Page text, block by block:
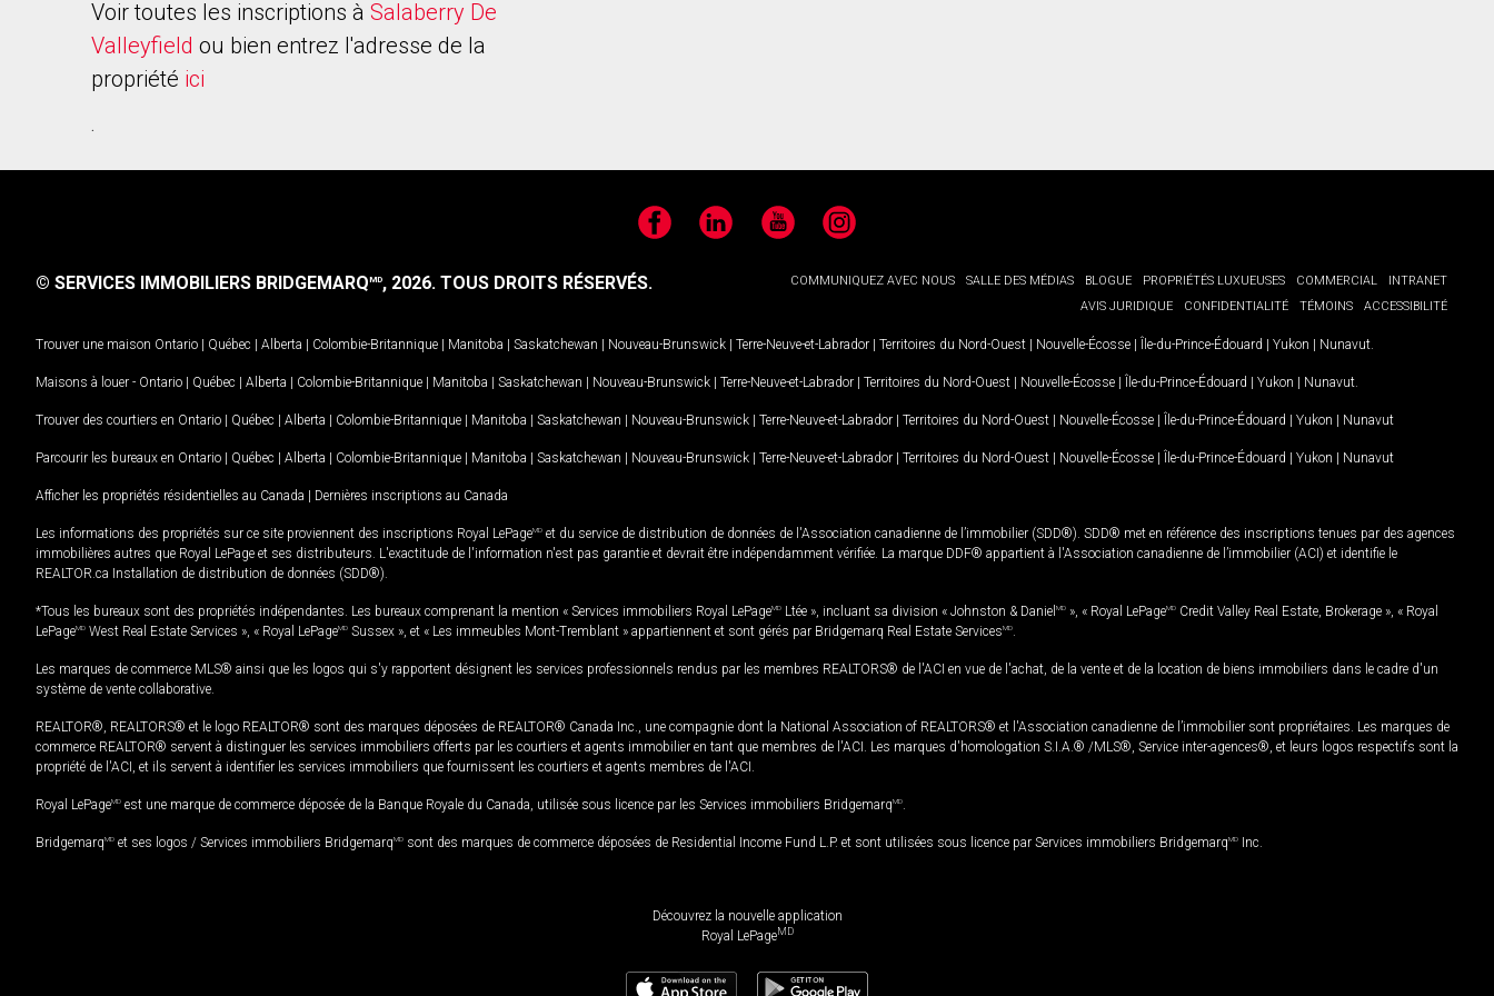
Voir toutes les inscriptions à Salaberry De
Valleyfield ou bien entrez l'adresse de la
propriété ici
.
FacebookLinkedIn YouTubeInstagram
COMMUNIQUEZ AVEC NOUS SALLE DES MÉDIAS BLOGUE PROPRIÉTÉS LUXUEUSES COMMERCIAL
INTRANET
AVIS JURIDIQUE
CONFIDENTIALITÉ TÉMOINS ACCESSIBILITÉ
© SERVICES IMMOBILIERS BRIDGEMARQMD, 2026. TOUS DROITS RÉSERVÉS.
Trouver une maison Ontario | Québec | Alberta | Colombie-Britannique | Manitoba | Saskatchewan | Nouveau-Brunswick | Terre-Neuve-et-Labrador | Territoires du Nord-Ouest | Nouvelle-Écosse | Île-du-Prince-Édouard | Yukon | Nunavut
Maisons à louer - Ontario | Québec | Alberta | Colombie-Britannique | Manitoba | Saskatchewan | Nouveau-Brunswick | Terre-Neuve-et-Labrador | Territoires du Nord-Ouest | Nouvelle-Écosse | Île-du-Prince-Édouard | Yukon | Nunavut
Trouver des courtiers en Ontario | Québec | Alberta | Colombie-Britannique | Manitoba | Saskatchewan | Nouveau-Brunswick | Terre-Neuve-et-Labrador | Territoires du Nord-Ouest | Nouvelle-Écosse | Île-du-Prince-Édouard | Yukon | Nunavut
Parcourir les bureaux en Ontario | Québec | Alberta | Colombie-Britannique | Manitoba | Saskatchewan | Nouveau-Brunswick | Terre-Neuve-et-Labrador | Territoires du Nord-Ouest | Nouvelle-Écosse | Île-du-Prince-Édouard | Yukon | Nunavut
Afficher les propriétés résidentielles au Canada | Dernières inscriptions au Canada
Les informations des propriétés sur ce site proviennent des inscriptions Royal LePageMD et du service de distribution de données de l'Association canadienne de l’immobilier (SDD®). SDD® met en référence des inscriptions tenues par des agences
immobilières autres que Royal LePage et ses distributeurs. L'exactitude de l'information n'est pas garantie et devrait être indépendamment vérifiée. La marque DDF® appartient à l'Association canadienne de l’immobilier (ACI) et identifie le
REALTOR.ca Installation de distribution de données (SDD®).
*Tous les bureaux sont des propriétés indépendantes. Les bureaux comprenant la mention « Services immobiliers Royal LePageMD Ltée », incluant sa division « Johnston & Daniel MD », « Royal LePageMD Credit Valley Real Estate, Brokerage », « Royal
LePageMD West Real Estate Services », « Royal LePageMD Sussex », et « Les immeubles Mont-Tremblant » appartiennent et sont gérés par Bridgemarq Real Estate ServicesMD
Les marques de commerce MLS® ainsi que les logos qui s'y rapportent désignent les services professionnels rendus par les membres REALTORS® de l'ACI en vue de l'achat, de la vente et de la location de biens immobiliers dans le cadre d'un
système de vente collaborative.
REALTOR®, REALTORS® et le logo REALTOR® sont des marques déposées de REALTOR® Canada Inc., une compagnie dont la National Association of REALTORS® et l'Association canadienne de l’immobilier sont propriétaires. Les marques de
commerce REALTOR® servent à distinguer les services immobiliers offerts par les courtiers et agents immobilier en tant que membres de l'ACI. Les marques d'homologation S.I.A.® /MLS®, Service inter-agences®, et leurs logos respectifs sont la
propriété de l'ACI, et ils servent à identifier les services immobiliers que fournissent les courtiers et agents membres de l'ACI.
Royal LePageMD est une marque de commerce déposée de la Banque Royale du Canada, utilisée sous licence par les Services immobiliers BridgemarqMD
BridgemarqMD et ses logos / Services immobiliers BridgemarqMD sont des marques de commerce déposées de Residential Income Fund L.P. et sont utilisées sous licence par Services immobiliers BridgemarqMD Inc.
Découvrez la nouvelle application
Royal LePageMD